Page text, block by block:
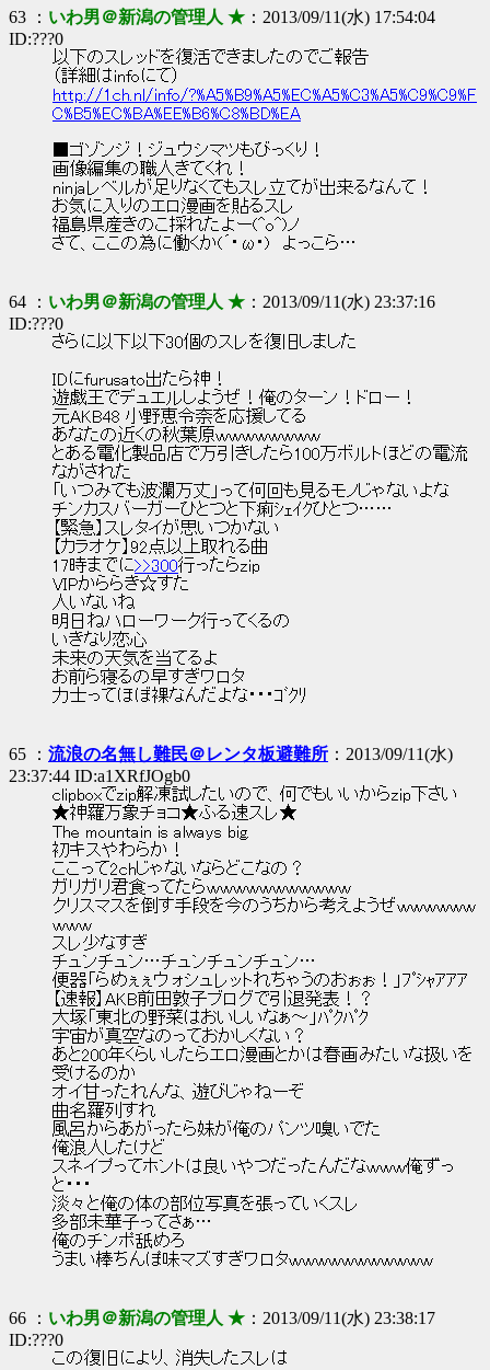
63 ： いわ男＠新潟の管理人 ★ ：2013/09/11(水) 17:54:04
ID:???0
以下のスレッドを復活できましたのでご報告
（詳細はinfoにて）
http://1ch.nl/info/?%A5%B9%A5%EC%A5%C3%A5%C9%C9%F
C%B5%EC%BA%EE%B6%C8%BD%EA
■ゴゾンジ！ジュウシマツもびっくり！
画像編集の職人きてくれ！
ninjaレベルが足りなくてもスレ立てが出来るなんて！
お気に入りのエロ漫画を貼るスレ
福島県産きのこ採れたよー(^o^)ノ
さて、ここの為に働くか(´･ω･) よっこら…
64 ： いわ男＠新潟の管理人 ★ ：2013/09/11(水) 23:37:16
ID:???0
さらに以下以下30個のスレを復旧しました
IDにfurusato出たら神！
遊戯王でデュエルしようぜ！俺のターン！ドロー！
元AKB48 小野恵令奈を応援してる
あなたの近くの秋葉原ｗｗｗｗｗｗｗｗ
とある電化製品店で万引きしたら100万ボルトほどの電流
ながされた
「いつみても波瀾万丈」って何回も見るモノじゃないよな
チンカスバーガーひとつと下痢ｼｪｲｸひとつ……
【緊急】スレタイが思いつかない
【カラオケ】92点以上取れる曲
17時までに>>300行ったらzip
VIPかららき☆すた
人いないね
明日ねハローワーク行ってくるの
いきなり恋心
未来の天気を当てるよ
お前ら寝るの早すぎワロタ
力士ってほぼ裸なんだよな・・・ｺﾞｸﾘ
65 ： 流浪の名無し難民＠レンタ板避難所 ：2013/09/11(水)
23:37:44 ID:a1XRfJOgb0
clipboxでzip解凍試したいので、何でもいいからzip下さい
★神羅万象チョコ★ふる速スレ★
The mountain is always big.
初キスやわらか！
ここって2chじゃないならどこなの？
ガリガリ君食ってたらｗｗｗｗｗｗｗｗｗｗｗ
クリスマスを倒す手段を今のうちから考えようぜｗｗｗｗｗｗ
ｗｗｗ
スレ少なすぎ
チュンチュン…チュンチュンチュン…
便器「らめぇぇウォシュレットれちゃうのおぉぉ！」ﾌﾟｼｬｱｱｱ
【速報】AKB前田敦子ブログで引退発表！？
大塚「東北の野菜はおいしいなぁ～」ﾊﾟｸﾊﾟｸ
宇宙が真空なのっておかしくない？
あと200年くらいしたらエロ漫画とかは春画みたいな扱いを
受けるのか
オイ甘ったれんな、遊びじゃねーぞ
曲名羅列すれ
風呂からあがったら妹が俺のパンツ嗅いでた
俺浪人したけど
スネイプってホントは良いやつだったんだなｗｗｗ俺ずっ
と・・・
淡々と俺の体の部位写真を張っていくスレ
多部未華子ってさぁ…
俺のチンポ舐めろ
うまい棒ちんぽ味マズすぎワロタｗｗｗｗｗｗｗｗｗｗｗ
66 ： いわ男＠新潟の管理人 ★ ：2013/09/11(水) 23:38:17
ID:???0
この復旧により、消失したスレは